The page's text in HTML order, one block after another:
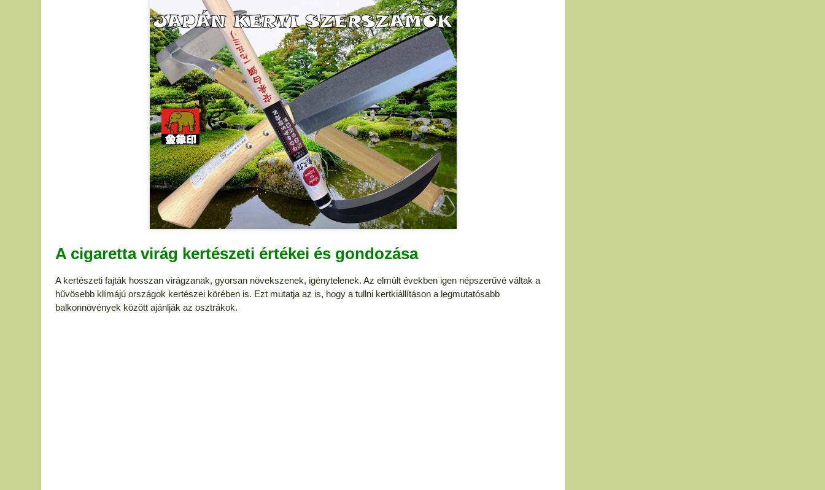
A cigaretta virág kertészeti értékei és gondozása
A kertészeti fajták hosszan virágzanak, gyorsan növekszenek, igénytelenek. Az elmúlt években igen népszerűvé váltak a
hűvösebb klímájú országok kertészei körében is. Ezt mutatja az is, hogy a tullni kertkiállításon a legmutatósabb
balkonnövények között ajánlják az osztrákok.